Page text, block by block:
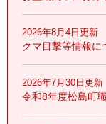
2026年8月4日更新
クマ目撃等情報に
2026年7月30日更新
令和8年度松島町